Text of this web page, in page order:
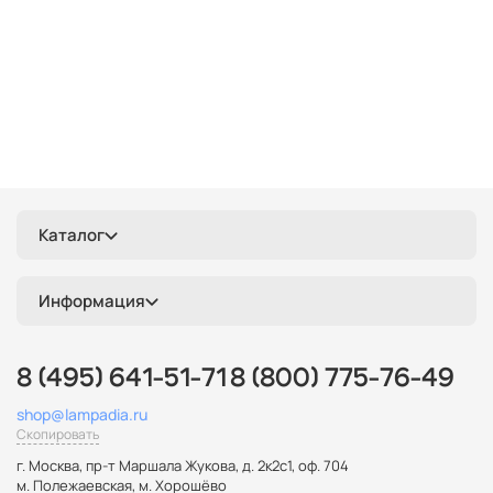
Каталог
Информация
8 (495) 641-51-71 8 (800) 775-76-49
shop@lampadia.ru
Скопировать
г. Москва, пр-т Маршала Жукова, д. 2к2с1, оф. 704
м. Полежаевская, м. Хорошёво